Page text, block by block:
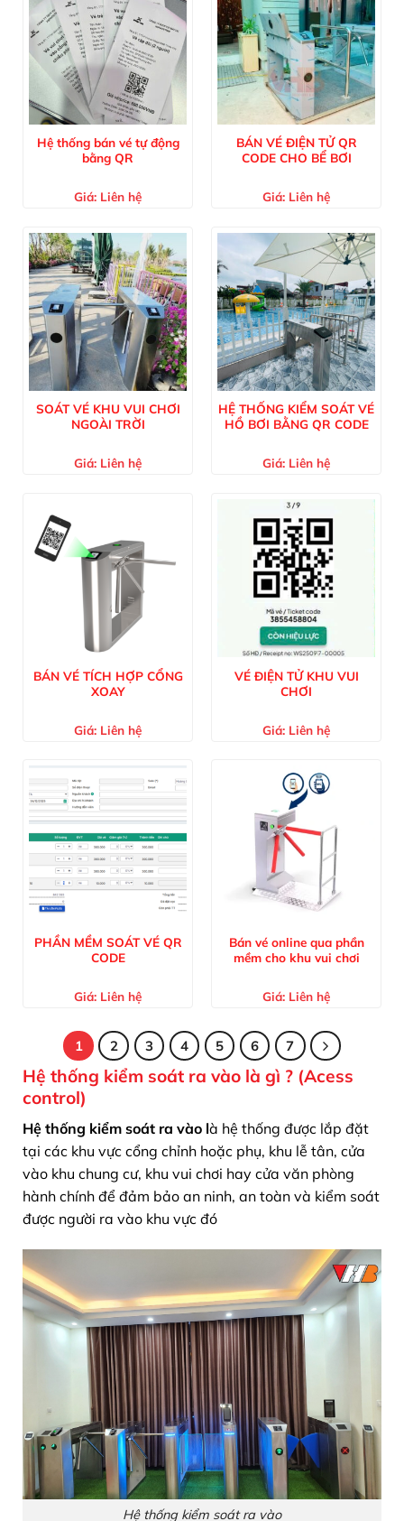
Hệ thống bán vé tự động
bằng QR
Giá: Liên hệ
BÁN VÉ ĐIỆN TỬ QR
CODE CHO BỂ BƠI
Giá: Liên hệ
SOÁT VÉ KHU VUI CHƠI
NGOÀI TRỜI
Giá: Liên hệ
HỆ THỐNG KIỂM SOÁT VÉ
HỒ BƠI BẰNG QR CODE
Giá: Liên hệ
BÁN VÉ TÍCH HỢP CỔNG
XOAY
Giá: Liên hệ
VÉ ĐIỆN TỬ KHU VUI
CHƠI
Giá: Liên hệ
PHẦN MỀM SOÁT VÉ QR
CODE
Giá: Liên hệ
Bán vé online qua phần
mềm cho khu vui chơi
Giá: Liên hệ
1 2 3 4 5 6 7
Hệ thống kiểm soát ra vào là gì ? (Acess
control)
Hệ thống kiểm soát ra vào là hệ thống được lắp đặt
tại các khu vực cổng chỉnh hoặc phụ, khu lễ tân, cửa
vào khu chung cư, khu vui chơi hay cửa văn phòng
hành chính để đảm bảo an ninh, an toàn và kiểm soát
được người ra vào khu vực đó
Hệ thống kiểm soát ra vào